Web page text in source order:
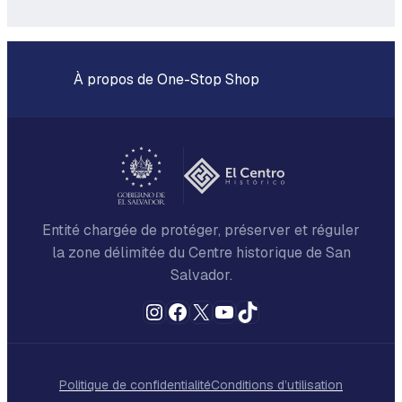
À propos de One-Stop Shop
Entité chargée de protéger, préserver et réguler
la zone délimitée du Centre historique de San
Salvador.
Instagram
Facebook
X YouTube
TikTok
Politique de confidentialitéConditions d’utilisation